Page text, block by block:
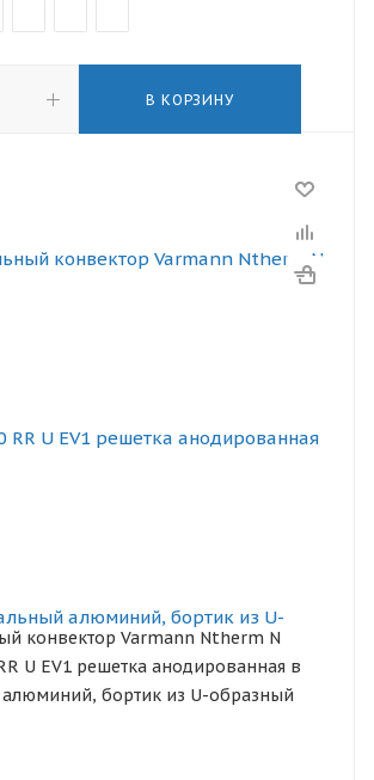
В КОРЗИНУ
конвектор Varmann Ntherm N
U EV1 решетка анодированная в
алюминий, бортик из U-образный